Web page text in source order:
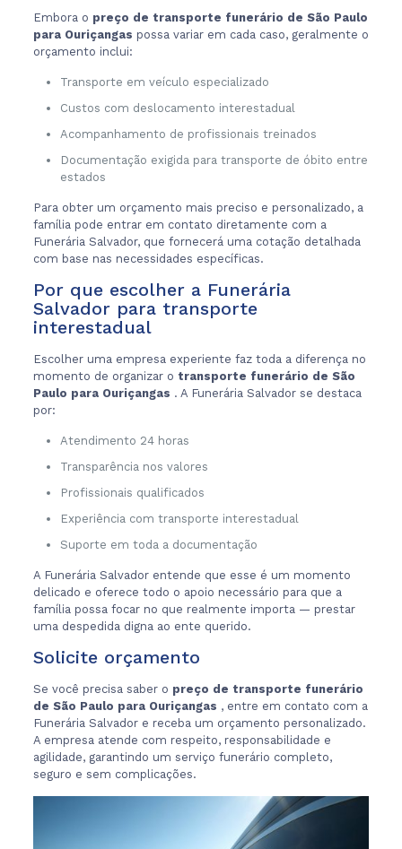
Embora o preço de transporte funerário de São Paulo
para Ouriçangas possa variar em cada caso, geralmente o
orçamento inclui:
Transporte em veículo especializado
Custos com deslocamento interestadual
Acompanhamento de profissionais treinados
Documentação exigida para transporte de óbito entre
estados
Para obter um orçamento mais preciso e personalizado, a
família pode entrar em contato diretamente com a
Funerária Salvador, que fornecerá uma cotação detalhada
com base nas necessidades específicas.
Por que escolher a Funerária
Salvador para transporte
interestadual
Escolher uma empresa experiente faz toda a diferença no
momento de organizar o transporte funerário de São
Paulo para Ouriçangas . A Funerária Salvador se destaca
por:
Atendimento 24 horas
Transparência nos valores
Profissionais qualificados
Experiência com transporte interestadual
Suporte em toda a documentação
A Funerária Salvador entende que esse é um momento
delicado e oferece todo o apoio necessário para que a
família possa focar no que realmente importa — prestar
uma despedida digna ao ente querido.
Solicite orçamento
Se você precisa saber o preço de transporte funerário
de São Paulo para Ouriçangas , entre em contato com a
Funerária Salvador e receba um orçamento personalizado.
A empresa atende com respeito, responsabilidade e
agilidade, garantindo um serviço funerário completo,
seguro e sem complicações.